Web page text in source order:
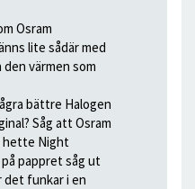
Osram
lite sådär med
värmen som
bättre Halogen
Såg att Osram
hette Night
pappret såg ut
det funkar i en